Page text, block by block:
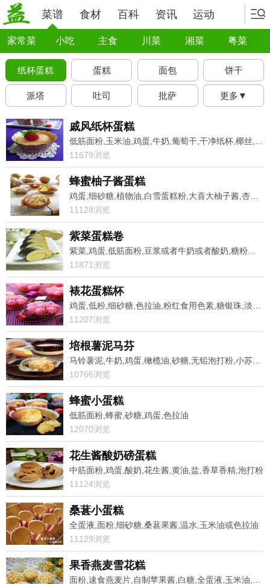
菜谱 食材 百科 资讯 运动
家常菜 小吃 主食 川菜 湘菜 粤菜
纸杯蛋糕 蛋糕 面包 饼干
派塔 吐司 批萨 更多▼
戚风纸杯蛋糕
11679浏览
蜂蜜柚子酱蛋糕
11128浏览
紫菜蛋糕卷
11871浏览
裱花蛋糕杯
11207浏览
培根薯泥马芬
10766浏览
蜂蜜小蛋糕
低筋面粉,蜂蜜,砂糖,鸡蛋,色拉油
12070浏览
花生酱酸奶磅蛋糕
中筋面粉,鸡蛋,酸奶,花生酱,黄油,盐,香草香精,泡打粉
11124浏览
桑葚小蛋糕
全蛋液,面粉,细砂糖,桑葚果酱,温水,玉米油或色拉油
11129浏览
果香燕麦雪花糕